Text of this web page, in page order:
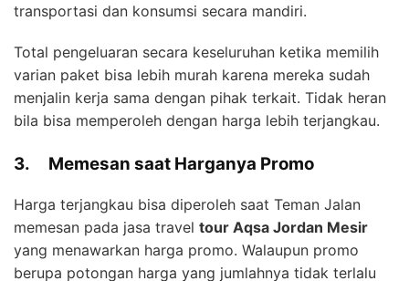
transportasi dan konsumsi secara mandiri.
Total pengeluaran secara keseluruhan ketika memilih
varian paket bisa lebih murah karena mereka sudah
menjalin kerja sama dengan pihak terkait. Tidak heran
bila bisa memperoleh dengan harga lebih terjangkau.
3. Memesan saat Harganya Promo
Harga terjangkau bisa diperoleh saat Teman Jalan
memesan pada jasa travel tour Aqsa Jordan Mesir
yang menawarkan harga promo. Walaupun promo
berupa potongan harga yang jumlahnya tidak terlalu